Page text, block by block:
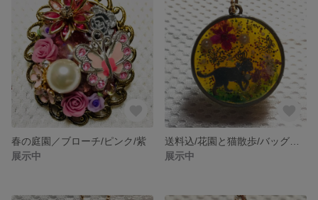
春の庭園／ブローチ/ピンク/紫
展示中
展示中